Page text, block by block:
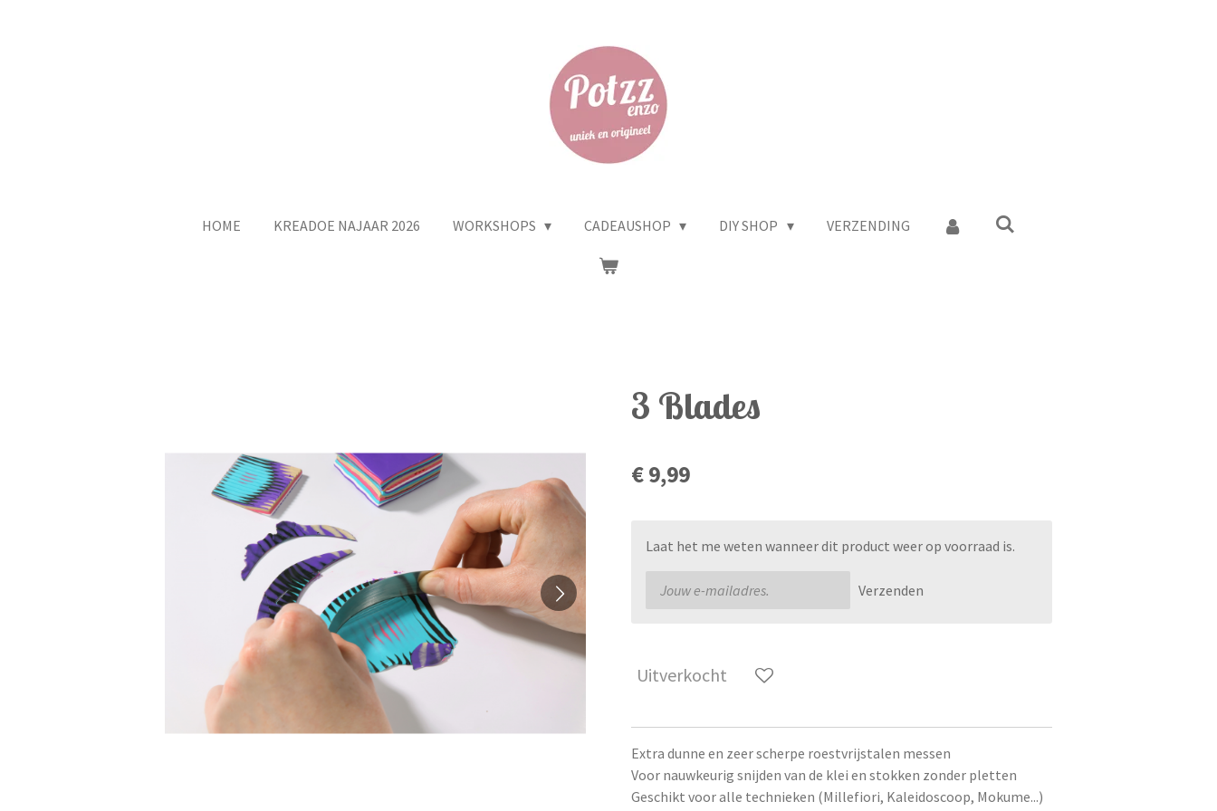
HOME KREADOE NAJAAR 2026 WORKSHOPS CADEAUSHOP DIY SHOP VERZENDING
3 Blades
€ 9,99
Laat het me weten wanneer dit product weer op voorraad is.
Verzenden
Uitverkocht
Extra dunne en zeer scherpe roestvrijstalen messen
Voor nauwkeurig snijden van de klei en stokken zonder pletten
Geschikt voor alle technieken (Millefiori, Kaleidoscoop, Mokume...)